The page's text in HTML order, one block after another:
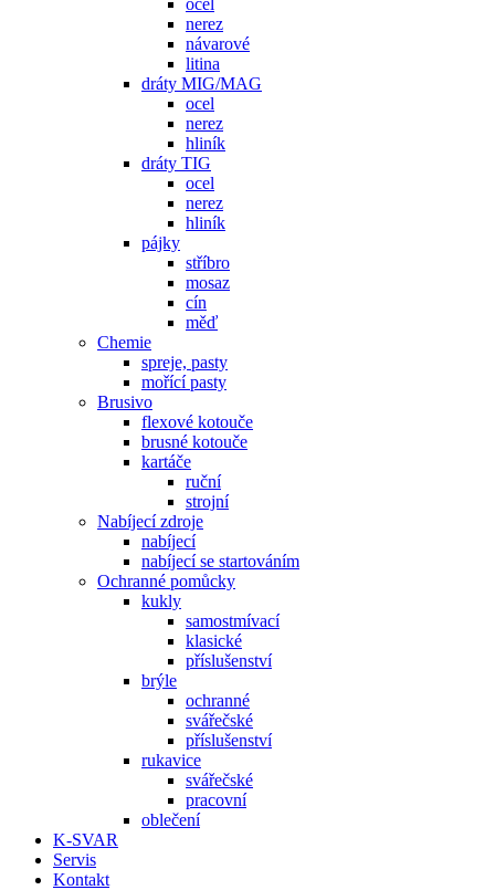
ocel
nerez
návarové
litina
dráty MIG/MAG
ocel
nerez
hliník
dráty TIG
ocel
nerez
hliník
pájky
stříbro
mosaz
cín
měď
Chemie
spreje, pasty
mořící pasty
Brusivo
flexové kotouče
brusné kotouče
kartáče
ruční
strojní
Nabíjecí zdroje
nabíjecí
nabíjecí se startováním
Ochranné pomůcky
kukly
samostmívací
klasické
příslušenství
brýle
ochranné
svářečské
příslušenství
rukavice
svářečské
pracovní
oblečení
K-SVAR
Servis
Kontakt